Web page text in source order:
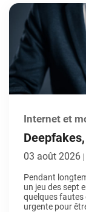
Internet et
quoi
03 août 2026
Pendant
un jeu des sept
quelques fautes
urgente pour